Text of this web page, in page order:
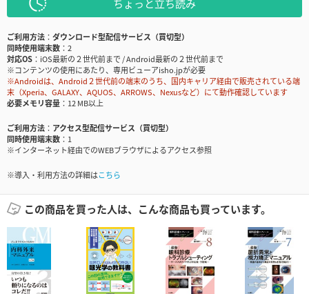
ちょっと立ち読み
ご利用方法
ダウンロード型配信サービス（買切型）
同時使用端末数
2
対応OS
iOS最新の２世代前まで / Android最新の２世代前まで
※コンテンツの使用にあたり、専用ビューアisho.jpが必要
※Androidは、Android２世代前の端末のうち、国内キャリア経由で販売されている端
末（Xperia、GALAXY、AQUOS、ARROWS、Nexusなど）にて動作確認しています
必要メモリ容量
12 MB以上
ご利用方法
アクセス型配信サービス（買切型）
同時使用端末数
1
※インターネット経由でのWEBブラウザによるアクセス参照
※導入・利用方法の詳細はこちら
この商品を買った人は、こんな商品も買っています。